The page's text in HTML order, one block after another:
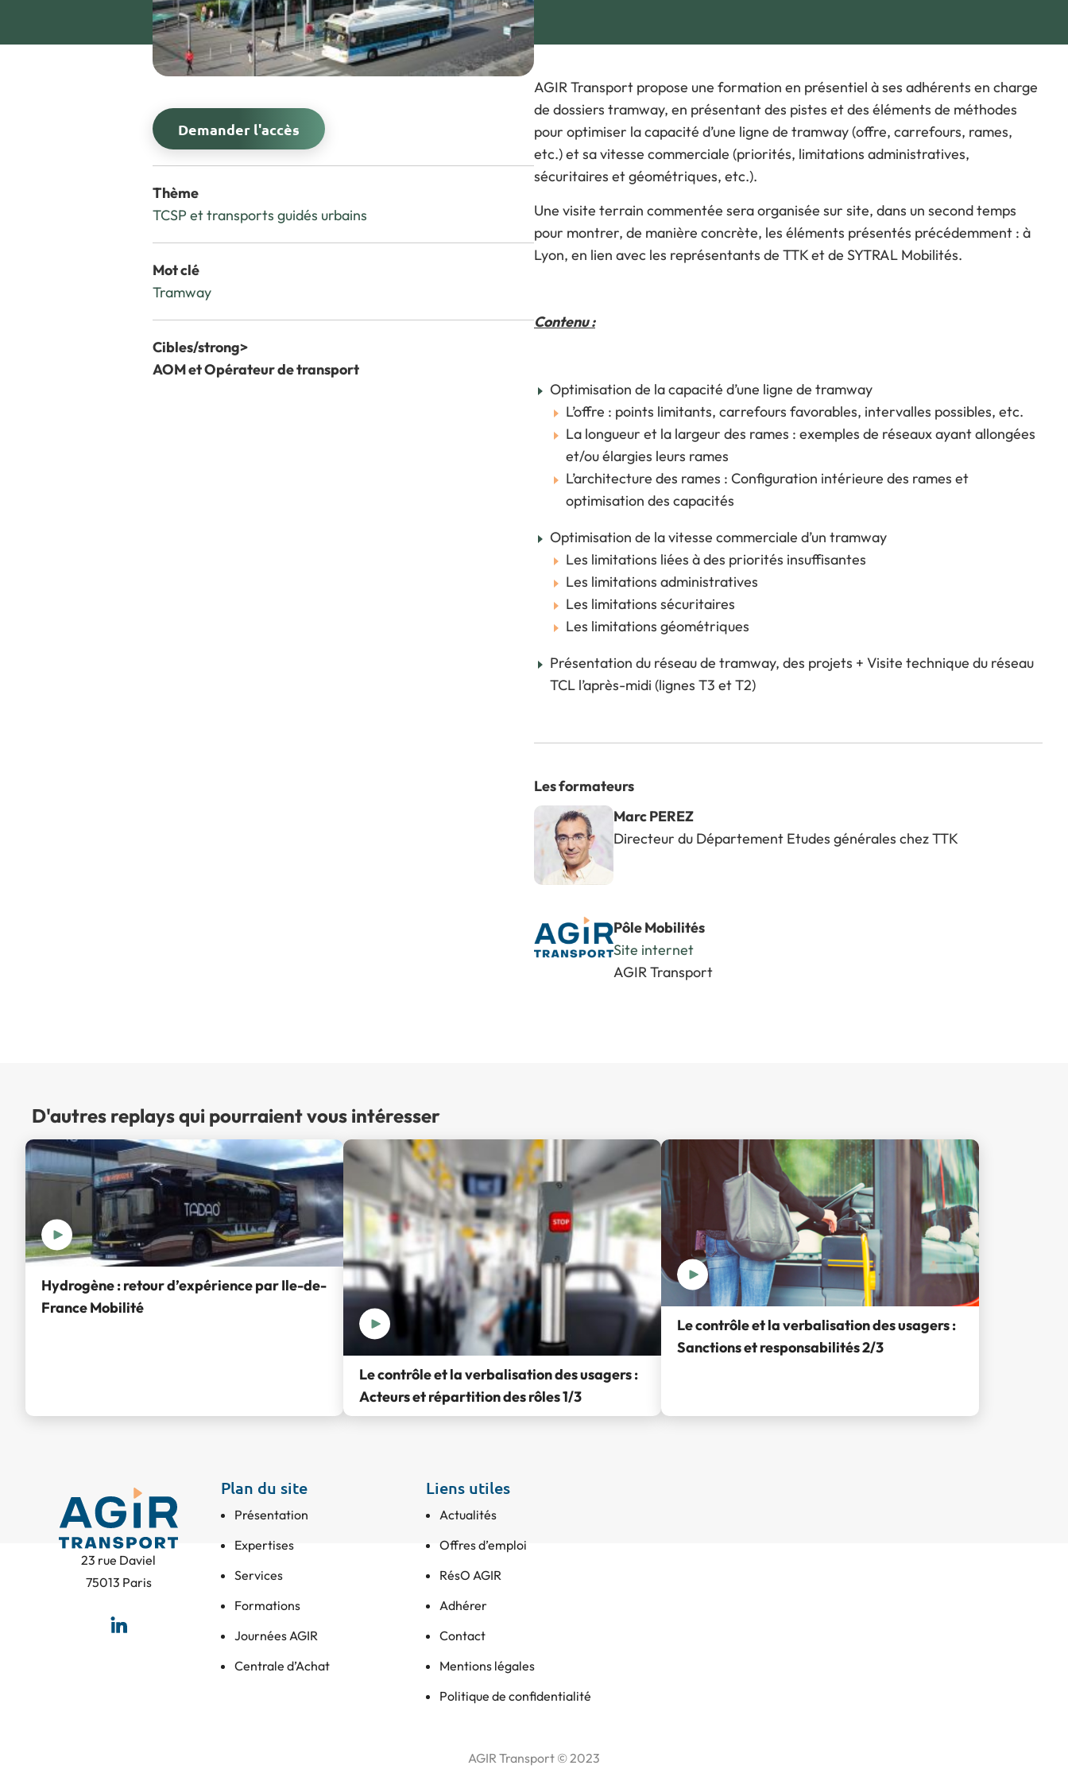
Visiter l’expo
Pourquoi exposer ?
FAQ Exposant
AGIR Transport propose une formation en présentiel à ses adhérents en charge
de dossiers tramway, en présentant des pistes et des éléments de méthodes
pour optimiser la capacité d’une ligne de tramway (offre, carrefours, rames,
etc.) et sa vitesse commerciale (priorités, limitations administratives,
sécuritaires et géométriques, etc.).
Une visite terrain commentée sera organisée sur site, dans un second temps
pour montrer, de manière concrète, les éléments présentés précédemment : à
Lyon, en lien avec les représentants de TTK et de SYTRAL Mobilités.
Contenu :
Optimisation de la capacité d’une ligne de tramway
L’offre : points limitants, carrefours favorables, intervalles possibles, etc.
La longueur et la largeur des rames : exemples de réseaux ayant allongées
et/ou élargies leurs rames
L’architecture des rames : Configuration intérieure des rames et
optimisation des capacités
Optimisation de la vitesse commerciale d’un tramway
Les limitations liées à des priorités insuffisantes
Les limitations administratives
Les limitations sécuritaires
Les limitations géométriques
Présentation du réseau de tramway, des projets + Visite technique du réseau
TCL l’après-midi (lignes T3 et T2)
Les formateurs
Marc PEREZ
Directeur du Département Etudes générales chez TTK
Pôle Mobilités
Site internet
AGIR Transport
Demander l'accès
Thème
TCSP et transports guidés urbains
Mot clé
Tramway
Cibles/strong>
AOM et Opérateur de transport
D'autres replays qui pourraient vous intéresser
Hydrogène : retour d’expérience par Ile-de-
France Mobilité
Le contrôle et la verbalisation des usagers :
Acteurs et répartition des rôles 1/3
Le contrôle et la verbalisation des usagers :
Sanctions et responsabilités 2/3
23 rue Daviel
75013 Paris
Plan du site
Présentation
Expertises
Services
Formations
Journées AGIR
Centrale d’Achat
Liens utiles
Actualités
Offres d’emploi
RésO AGIR
Adhérer
Contact
Mentions légales
Politique de confidentialité
AGIR Transport © 2023